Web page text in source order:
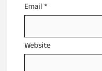
Email *
Website